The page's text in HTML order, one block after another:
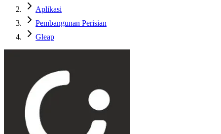
Aplikasi
Pembangunan Perisian
Gleap